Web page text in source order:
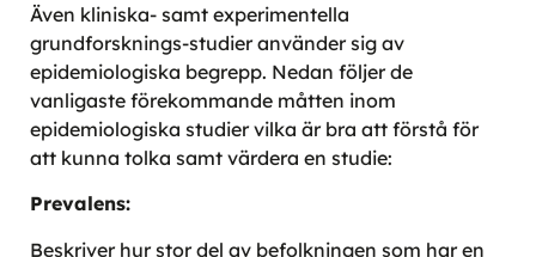
Även kliniska- samt experimentella
grundforsknings-studier använder sig av
epidemiologiska begrepp. Nedan följer de
vanligaste förekommande måtten inom
epidemiologiska studier vilka är bra att förstå för
att kunna tolka samt värdera en studie:
Prevalens:
Beskriver hur stor del av befolkningen som har en